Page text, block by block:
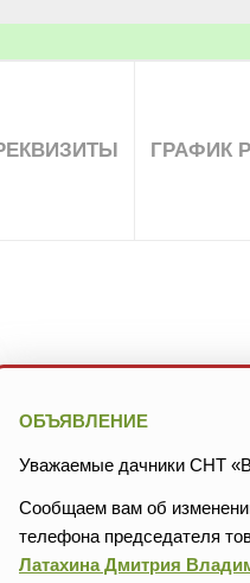
ГРАФИК
ОБЪЯВЛЕНИЕ
Уважаемые дачники СНТ
Сообщаем вам об
телефона председателя
Латахина Дмитрия